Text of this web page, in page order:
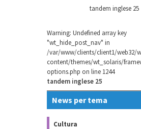
tandem inglese 25
Warning: Undefined array key
"wt_hide_post_nav" in
/var/www/clients/client1/web32/
content/themes/wt_solaris/
options.php on line 1244
tandem inglese 25
News per tema
Cultura